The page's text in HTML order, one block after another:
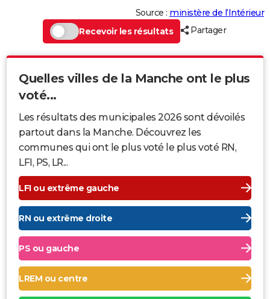
Source : ministère de l’Intérieur
Recevoir les résultats
Partager
Quelles villes de la Manche ont le plus
voté...
Les résultats des municipales 2026 sont dévoilés
partout dans la Manche. Découvrez les
communes qui ont le plus voté le plus voté RN,
LFI, PS, LR...
LFI ou extrême gauche
RN ou extrême droite
PS ou gauche
LREM ou centre